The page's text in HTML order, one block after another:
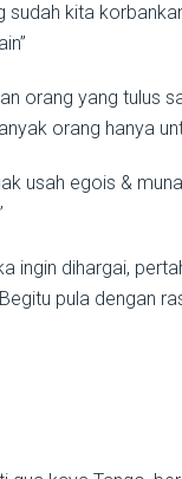
sudah kita
orang yang tulus
orang hanya
usah egois &
ingin dihargai,
pula dengan